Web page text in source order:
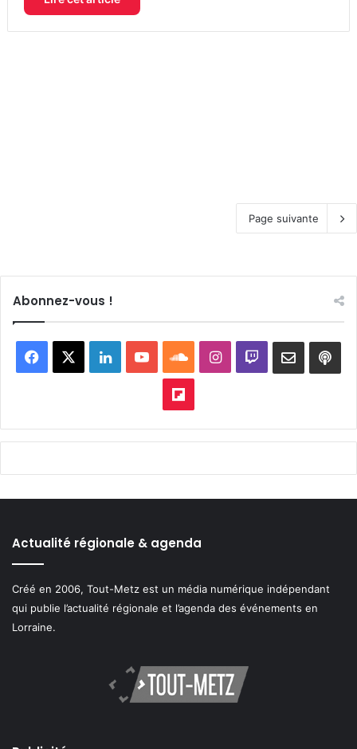
Page suivante
Abonnez-vous !
Facebook LinkedinYouTubeSoundCloud
Instagram
Twitch
Flipboard
Actualité régionale & agenda
Créé en 2006, Tout-Metz est un média numérique indépendant
qui publie l’actualité régionale et l’agenda des événements en
Lorraine.